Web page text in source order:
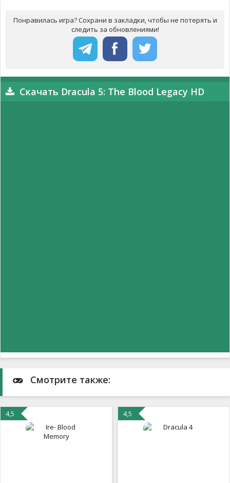
Понравилась игра? Сохрани в закладки, чтобы не потерять и
следить за обновлениями!
Скачать Dracula 5: The Blood Legacy HD
Смотрите также:
4,5 4,5